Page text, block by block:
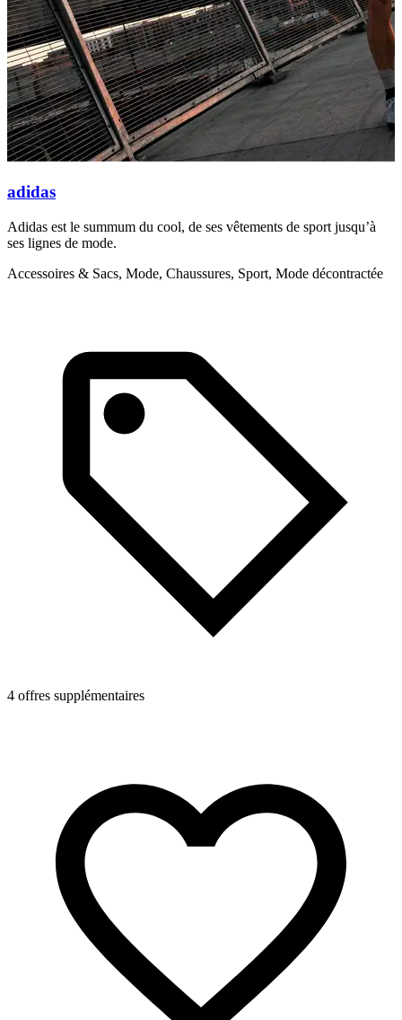
adidas
Adidas est le summum du cool, de ses vêtements de sport jusqu’à
ses lignes de mode.
Accessoires & Sacs, Mode, Chaussures, Sport, Mode décontractée
4 offres supplémentaires